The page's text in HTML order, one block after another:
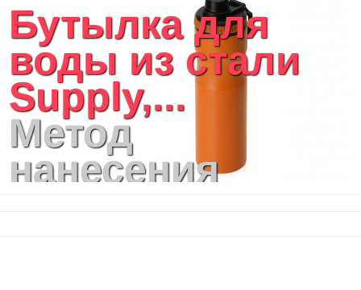
Бутылка для
воды из стали
Supply,...
Метод
нанесения